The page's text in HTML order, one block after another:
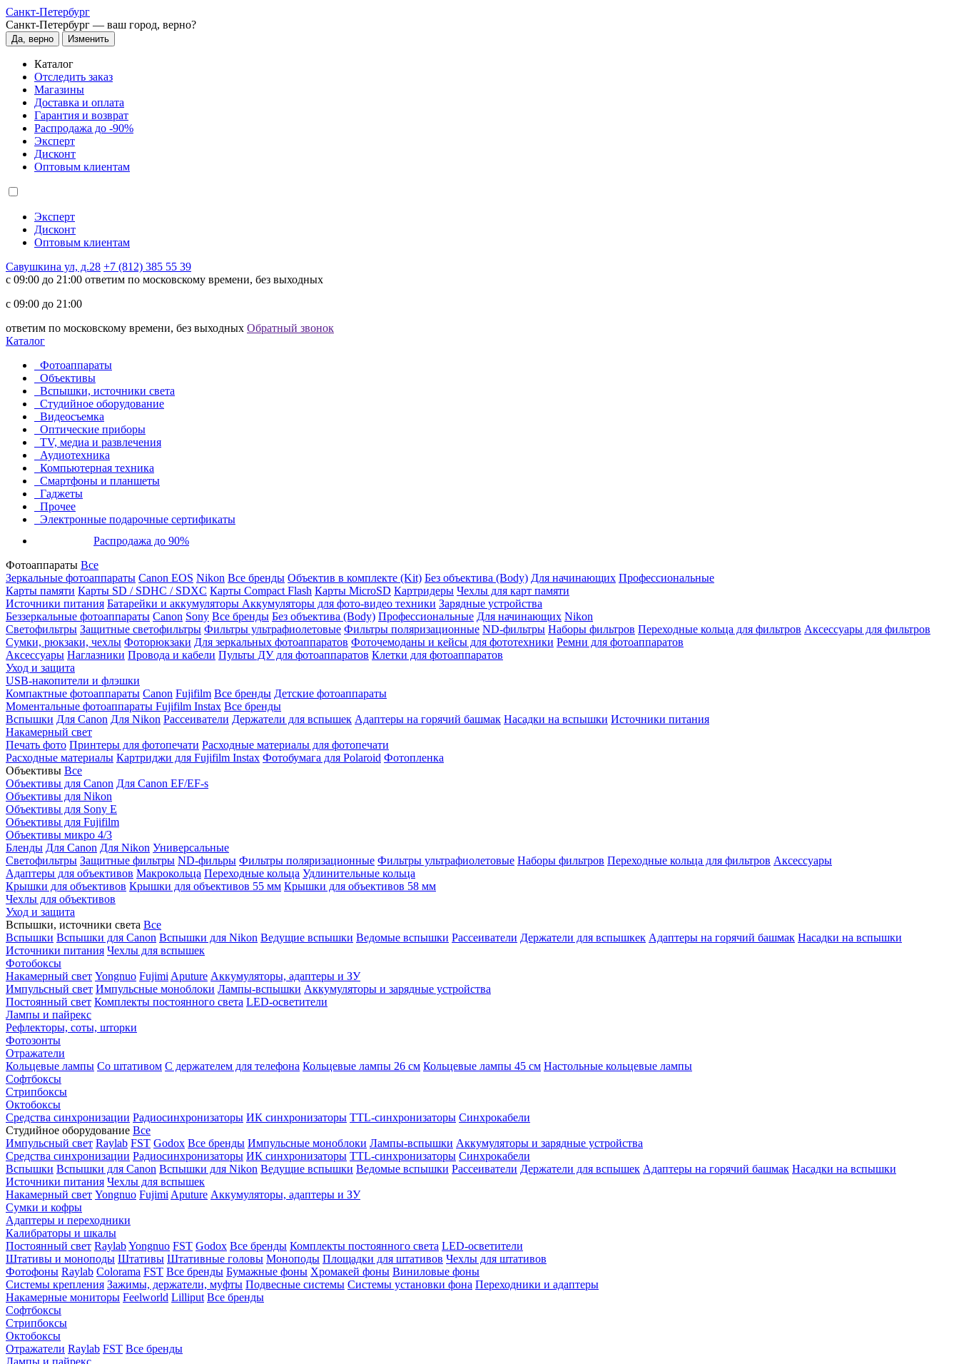
Санкт-Петербург
Санкт-Петербург — ваш город, верно?
Да, верно Изменить
Каталог
Отследить заказ
Магазины
Доставка и оплата
Гарантия и возврат
Распродажа до -90%
Эксперт
Дисконт
Оптовым клиентам
Эксперт
Дисконт
Оптовым клиентам
Савушкина ул, д.28 +7 (812) 385 55 39
c 09:00 до 21:00 ответим по московскому времени, без выходных
c 09:00 до 21:00
ответим по московскому времени, без выходных Обратный звонок
Каталог
Фотоаппараты
Объективы
Вспышки, источники света
Студийное оборудование
Видеосъемка
Оптические приборы
TV, медиа и развлечения
Аудиотехника
Компьютерная техника
Смартфоны и планшеты
Гаджеты
Прочее
Электронные подарочные сертификаты
Распродажа до 90%
Фотоаппараты Все
Зеркальные фотоаппараты Canon EOS Nikon Все бренды Объектив в комплекте (Kit) Без объектива (Body) Для начинающих Профессиональные
Карты памяти Карты SD / SDHC / SDXC Карты Compact Flash Карты MicroSD Картридеры Чехлы для карт памяти
Источники питания Батарейки и аккумуляторы Аккумуляторы для фото-видео техники Зарядные устройства
Беззеркальные фотоаппараты Canon Sony Все бренды Без объектива (Body) Профессиональные Для начинающих Nikon
Светофильтры Защитные светофильтры Фильтры ультрафиолетовые Фильтры поляризационные ND-фильтры Наборы фильтров Переходные кольца для фильтров Аксессуары для фильтров
Сумки, рюкзаки, чехлы Фоторюкзаки Для зеркальных фотоаппаратов Фоточемоданы и кейсы для фототехники Ремни для фотоаппаратов
Аксессуары Наглазники Провода и кабели Пульты ДУ для фотоаппаратов Клетки для фотоаппаратов
Уход и защита
USB-накопители и флэшки
Компактные фотоаппараты Canon Fujifilm Все бренды Детские фотоаппараты
Моментальные фотоаппараты Fujifilm Instax Все бренды
Вспышки Для Canon Для Nikon Рассеиватели Держатели для вспышек Адаптеры на горячий башмак Насадки на вспышки Источники питания
Накамерный свет
Печать фото Принтеры для фотопечати Расходные материалы для фотопечати
Расходные материалы Картриджи для Fujifilm Instax Фотобумага для Polaroid Фотопленка
Объективы Все
Объективы для Canon Для Canon EF/EF-s
Объективы для Nikon
Объективы для Sony E
Объективы для Fujifilm
Объективы микро 4/3
Бленды Для Canon Для Nikon Универсальные
Светофильтры Защитные фильтры ND-фильры Фильтры поляризационные Фильтры ультрафиолетовые Наборы фильтров Переходные кольца для фильтров Аксессуары
Адаптеры для объективов Макрокольца Переходные кольца Удлинительные кольца
Крышки для объективов Крышки для объективов 55 мм Крышки для объективов 58 мм
Чехлы для объективов
Уход и защита
Вспышки, источники света Все
Вспышки Вспышки для Canon Вспышки для Nikon Ведущие вспышки Ведомые вспышки Рассеиватели Держатели для вспышкек Адаптеры на горячий башмак Насадки на вспышки
Источники питания Чехлы для вспышек
Фотобоксы
Накамерный свет Yongnuo Fujimi Aputure Аккумуляторы, адаптеры и ЗУ
Импульсный свет Импульсные моноблоки Лампы-вспышки Аккумуляторы и зарядные устройства
Постоянный свет Комплекты постоянного света LED-осветители
Лампы и пайрекс
Рефлекторы, соты, шторки
Фотозонты
Отражатели
Кольцевые лампы Со штативом С держателем для телефона Кольцевые лампы 26 см Кольцевые лампы 45 см Настольные кольцевые лампы
Софтбоксы
Стрипбоксы
Октобоксы
Средства синхронизации Радиосинхронизаторы ИК синхронизаторы TTL-синхронизаторы Синхрокабели
Студийное оборудование Все
Импульсный свет Raylab FST Godox Все бренды Импульсные моноблоки Лампы-вспышки Аккумуляторы и зарядные устройства
Средства синхронизации Радиосинхронизаторы ИК синхронизаторы TTL-синхронизаторы Синхрокабели
Вспышки Вспышки для Canon Вспышки для Nikon Ведущие вспышки Ведомые вспышки Рассеиватели Держатели для вспышек Адаптеры на горячий башмак Насадки на вспышки
Источники питания Чехлы для вспышек
Накамерный свет Yongnuo Fujimi Aputure Аккумуляторы, адаптеры и ЗУ
Сумки и кофры
Адаптеры и переходники
Калибраторы и шкалы
Постоянный свет RaylabYongnuo FST Godox Все бренды Комплекты постоянного света LED-осветители
Штативы и моноподы Штативы Штативные головы Моноподы Площадки для штативов Чехлы для штативов
Фотофоны Raylab Colorama FST Все бренды Бумажные фоны Хромакей фоны Виниловые фоны
Системы крепления Зажимы, держатели, муфты Подвесные системы Системы установки фона Переходники и адаптеры
Накамерные мониторы Feelworld Lilliput Все бренды
Софтбоксы
Стрипбоксы
Октобоксы
Отражатели Raylab FST Все бренды
Лампы и пайрекс